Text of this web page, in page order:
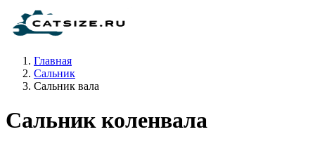
Главная
Сальник
Сальник вала
Сальник коленвала